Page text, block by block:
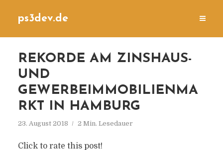
ps3dev.de
REKORDE AM ZINSHAUS-
UND
GEWERBEIMMOBILIENMA
RKT IN HAMBURG
23. August 2018 2 Min. Lesedauer
Click to rate this post!